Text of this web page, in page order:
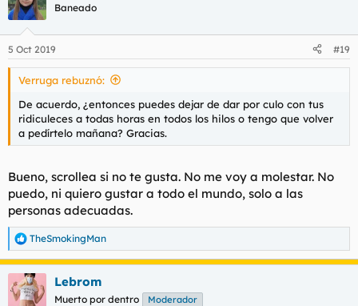
Baneado
5 Oct 2019 #19
Verruga rebuznó:
De acuerdo, ¿entonces puedes dejar de dar por culo con tus
ridiculeces a todas horas en todos los hilos o tengo que volver
a pedírtelo mañana? Gracias.
Bueno, scrollea si no te gusta. No me voy a molestar. No
puedo, ni quiero gustar a todo el mundo, solo a las
personas adecuadas.
R
e
a
c
c
TheSmokingMan
Lebrom
Muerto por dentro Moderador